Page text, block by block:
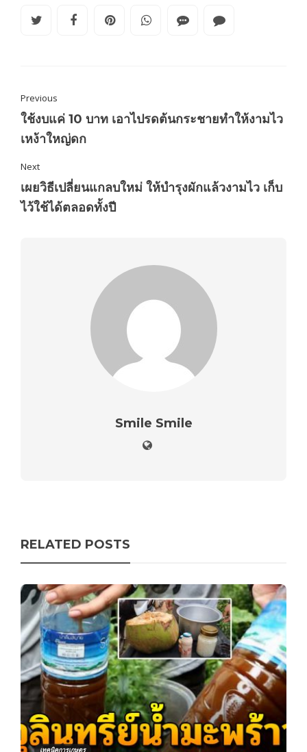
Previous
ใช้งบแค่ 10 บาท เอาไปรดต้นกระชายทำให้งามไว
เหง้าใหญ่ดก
Next
เผยวิธีเปลี่ยนแกลบใหม่ ให้บำรุงผักแล้วงามไว เก็บ
ไว้ใช้ได้ตลอดทั้งปี
Smile Smile
RELATED POSTS
เทคนิคการเกษตร